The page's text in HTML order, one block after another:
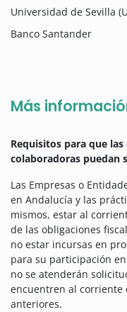
Universidad de Sevilla
Banco Santander
Más
Requisitos para que
colaboradoras puedan
Las Empresas o
en Andalucía y las
mismos, estar al
de las obligaciones
no estar incursas en
para su participación
no se atenderán
encuentren al corriente
anteriores.